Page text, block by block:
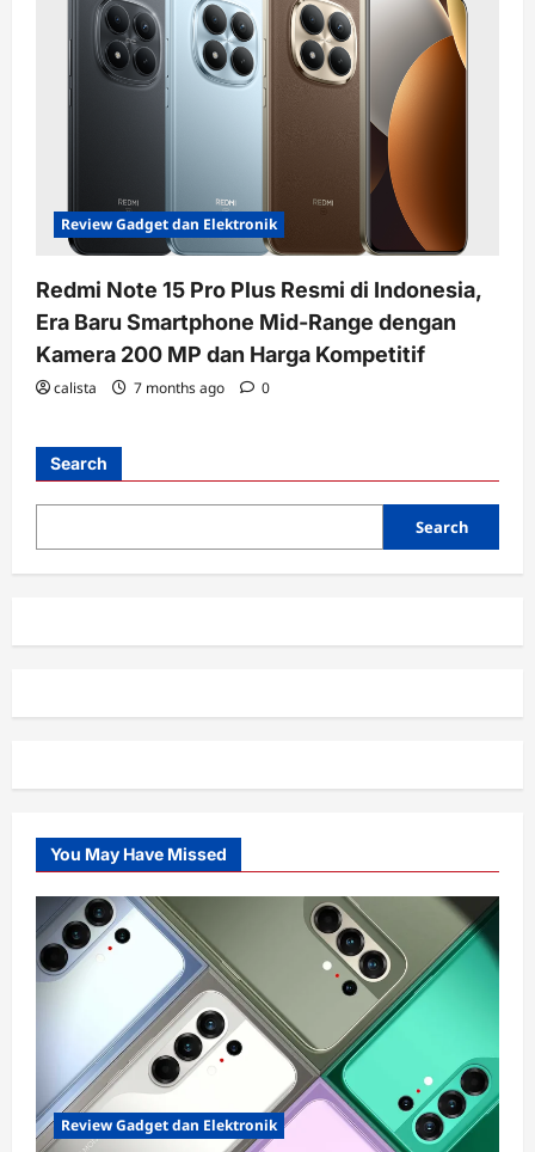
Review Gadget dan Elektronik
Redmi Note 15 Pro Plus Resmi di Indonesia,
Era Baru Smartphone Mid-Range dengan
Kamera 200 MP dan Harga Kompetitif
calista 7 months ago 0
Search
Search
You May Have Missed
Review Gadget dan Elektronik